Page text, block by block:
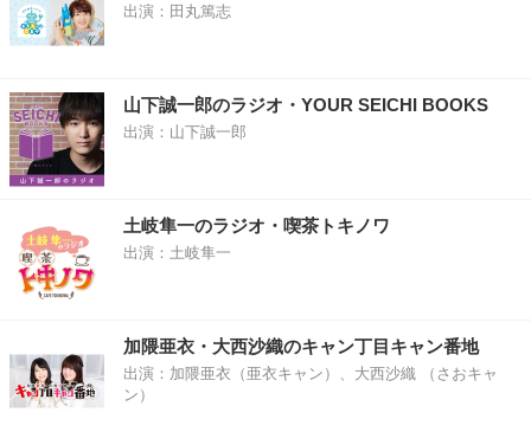
出演：田丸篤志
山下誠一郎のラジオ・YOUR SEICHI BOOKS
出演：山下誠一郎
土岐隼一のラジオ・喫茶トキノワ
出演：土岐隼一
加隈亜衣・大西沙織のキャン丁目キャン番地
出演：加隈亜衣（亜衣キャン）、大西沙織 （さおキャ
ン）